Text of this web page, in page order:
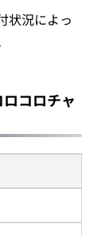
状況によっ
コロチャ